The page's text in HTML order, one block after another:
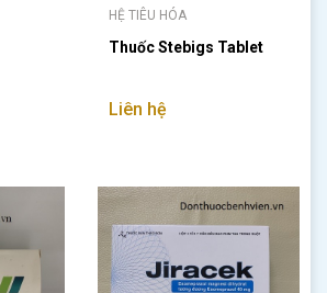
HỆ TIÊU HÓA
Thuốc Stebigs Tablet
Liên hệ